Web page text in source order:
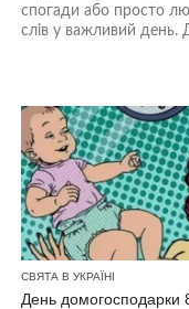
спогади або просто
слів у важливий
СВЯТА В УКРАЇНІ
День домогосподарки